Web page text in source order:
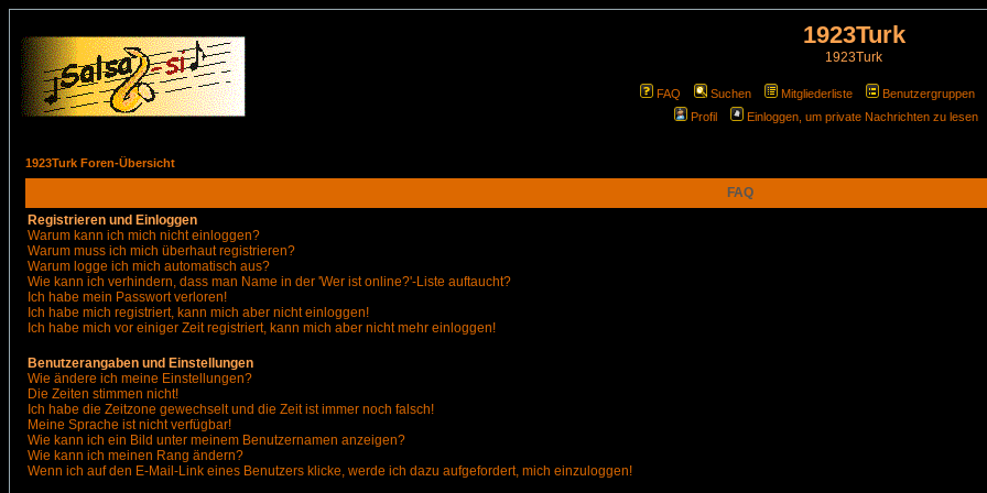
1923Turk
1923Turk
FAQ Suchen Mitgliederliste Benutzergruppen
Profil
Einloggen, um private Nachrichten zu lesen
1923Turk Foren-Übersicht
FAQ
Registrieren und Einloggen
Warum kann ich mich nicht einloggen?
Warum muss ich mich überhaut registrieren?
Warum logge ich mich automatisch aus?
Wie kann ich verhindern, dass man Name in der 'Wer ist online?'-Liste auftaucht?
Ich habe mein Passwort verloren!
Ich habe mich registriert, kann mich aber nicht einloggen!
Ich habe mich vor einiger Zeit registriert, kann mich aber nicht mehr einloggen!
Benutzerangaben und Einstellungen
Wie ändere ich meine Einstellungen?
Die Zeiten stimmen nicht!
Ich habe die Zeitzone gewechselt und die Zeit ist immer noch falsch!
Meine Sprache ist nicht verfügbar!
Wie kann ich ein Bild unter meinem Benutzernamen anzeigen?
Wie kann ich meinen Rang ändern?
Wenn ich auf den E-Mail-Link eines Benutzers klicke, werde ich dazu aufgefordert, mich einzuloggen!